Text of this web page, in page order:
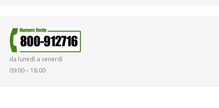
da lunedì a venerdì
09:00 – 18:00